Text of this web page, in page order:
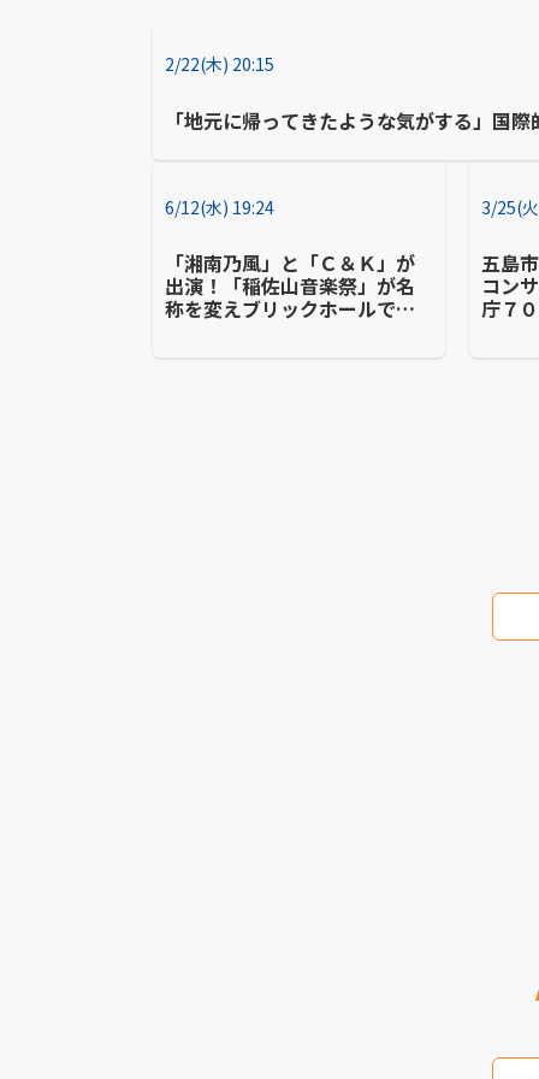
2/22(木) 20:15
「地元に帰ってきたような気がする」国
6/12(水) 19:24
「湘南乃風」と「Ｃ＆Ｋ」が
出演！「稲佐山音楽祭」が名
称を変えブリックホールで開
3/25(
五島
コン
庁７